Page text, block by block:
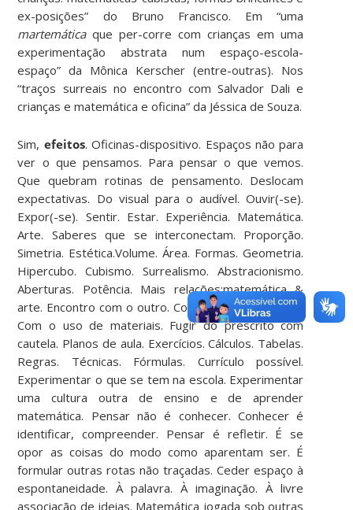
ex-posições” do Bruno Francisco. Em “uma
martemáticaque per-corre com crianças em uma
experimentação abstrata num espaço-escola-
espaço” da Mônica Kerscher (entre-outras). Nos
“traços surreais no encontro com Salvador Dali e
crianças e matemática e oficina” da Jéssica de Souza.
Sim, efeitos. Oficinas-dispositivo. Espaços não para
ver o que pensamos. Para pensar o que vemos.
Que quebram rotinas de pensamento. Deslocam
expectativas. Do visual para o audível. Ouvir(-se).
Expor(-se). Sentir. Estar. Experiência. Matemática.
Arte. Saberes que se interconectam. Proporção.
Simetria. Estética.Volume. Área. Formas. Geometria.
Hipercubo. Cubismo. Surrealismo. Abstracionismo.
Aberturas. Potência. Mais relações:matemática &
arte. Encontro com o outro. Consigo. Com a infância.
Com o uso de materiais. Fugir do prescrito com
cautela. Planos de aula. Exercícios. Cálculos. Tabelas.
Regras. Técnicas. Fórmulas. Currículo possível.
Experimentar o que se tem na escola. Experimentar
uma cultura outra de ensino e de aprender
matemática. Pensar não é conhecer. Conhecer é
identificar, compreender. Pensar é refletir. É se
opor as coisas do modo como aparentam ser. É
formular outras rotas não traçadas. Ceder espaço à
espontaneidade. À palavra. À imaginação. À livre
associação de ideias. Matemática jogada sob outras